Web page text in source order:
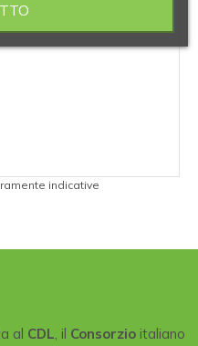
indicative
al CDL, il Consorzioitaliano